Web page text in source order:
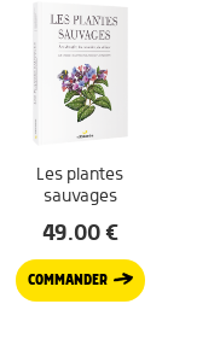
Les plantes
sauvages
49.00€
COMMANDER